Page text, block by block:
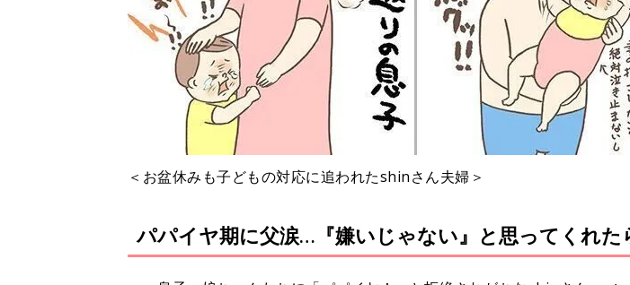
＜お盆休みも子どもの対応に追われたshinさん夫婦＞
パパイヤ期に父涙…『嫌いじゃない』と思ってくれた